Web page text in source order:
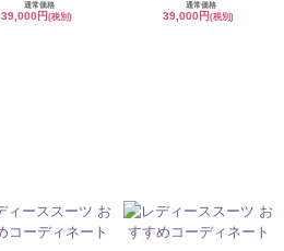
通常価格
39,000円(税別)
通常価格
39,000円(税別)